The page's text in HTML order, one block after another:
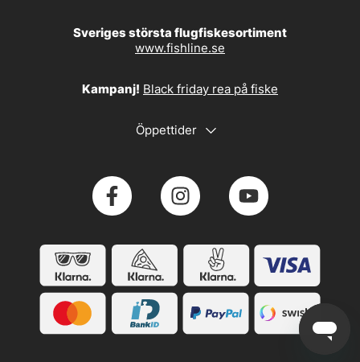
Sveriges största flugfiskesortiment
www.fishline.se
Kampanj! Black friday rea på fiske
Öppettider